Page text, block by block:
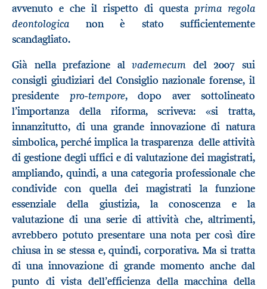
avvenuto e che il rispetto di questa prima regola
deontologica non è stato sufficientemente
scandagliato.
Già nella prefazione alvademecum del 2007 sui
consigli giudiziari del Consiglio nazionale forense, il
presidente pro-tempore, dopo aver sottolineato
l’importanza della riforma, scriveva: «si tratta,
innanzitutto, di una grande innovazione di natura
simbolica, perché implica la trasparenza delle attività
di gestione degli uffici e di valutazione dei magistrati,
ampliando, quindi, a una categoria professionale che
condivide con quella dei magistrati la funzione
essenziale della giustizia, la conoscenza e la
valutazione di una serie di attività che, altrimenti,
avrebbero potuto presentare una nota per così dire
chiusa in se stessa e, quindi, corporativa. Ma si tratta
di una innovazione di grande momento anche dal
punto di vista dell’efficienza della macchina della